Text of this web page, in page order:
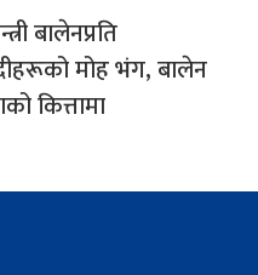
बालेनप्रति
मोह भंग, बालेन
कित्तामा